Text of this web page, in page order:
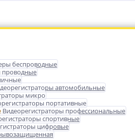
беспроводные
автомобильные
микро
портативные
Видеорегистраторы профессиональные
спортивные
цифровые